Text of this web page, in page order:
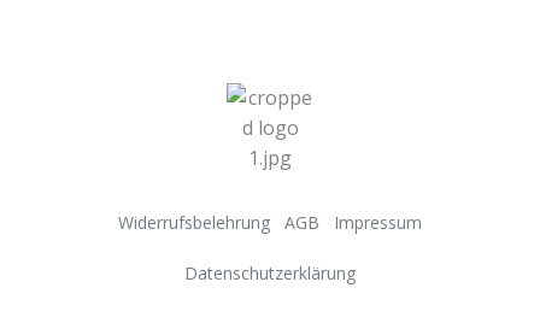
Widerrufsbelehrung AGB Impressum
Datenschutzerklärung